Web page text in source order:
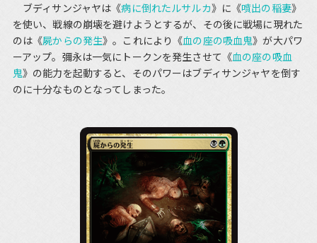
ブディサンジャヤは《病に倒れたルサルカ》に《噴出の稲妻》
を使い、戦線の崩壊を避けようとするが、その後に戦場に現れた
のは《屍からの発生》。これにより《血の座の吸血鬼》が大パワ
ーアップ。彌永は一気にトークンを発生させて《血の座の吸血
鬼》の能力を起動すると、そのパワーはブディサンジャヤを倒す
のに十分なものとなってしまった。